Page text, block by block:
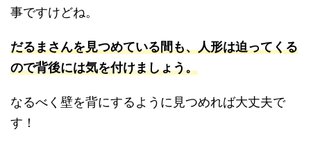
事ですけどね。
だるまさんを見つめている間も、人形は迫ってくる
ので背後には気を付けましょう。
なるべく壁を背にするように見つめれば大丈夫で
す！